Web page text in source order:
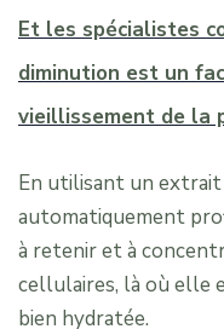
Et les spécialistes
diminution est un
vieillissement de la
En utilisant un extrait
automatiquement
à retenir et à
cellulaires, là où elle
bien hydratée.